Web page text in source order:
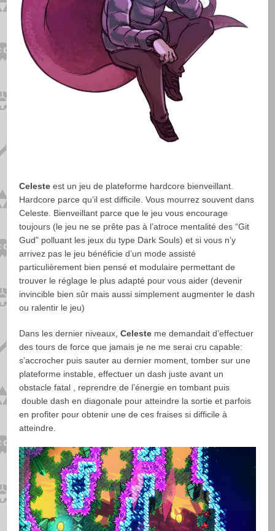
Celesteest un jeu de plateforme hardcore bienveillant.
Hardcore parce qu’il est difficile. Vous mourrez souvent dans
Celeste. Bienveillant parce que le jeu vous encourage
toujours (le jeu ne se prête pas à l’atroce mentalité des “Git
Gud” polluant les jeux du type Dark Souls) et si vous n’y
arrivez pas le jeu bénéficie d’un mode assisté
particulièrement bien pensé et modulaire permettant de
trouver le réglage le plus adapté pour vous aider (devenir
invincible bien sûr mais aussi simplement augmenter le dash
ou ralentir le jeu)
Dans les dernier niveaux,Celeste me demandait d’effectuer
des tours de force que jamais je ne me serai cru capable:
s’accrocher puis sauter au dernier moment, tomber sur une
plateforme instable, effectuer un dash juste avant un
obstacle fatal , reprendre de l’énergie en tombant puis
double dash en diagonale pour atteindre la sortie et parfois
en profiter pour obtenir une de ces fraises si difficile à
atteindre.